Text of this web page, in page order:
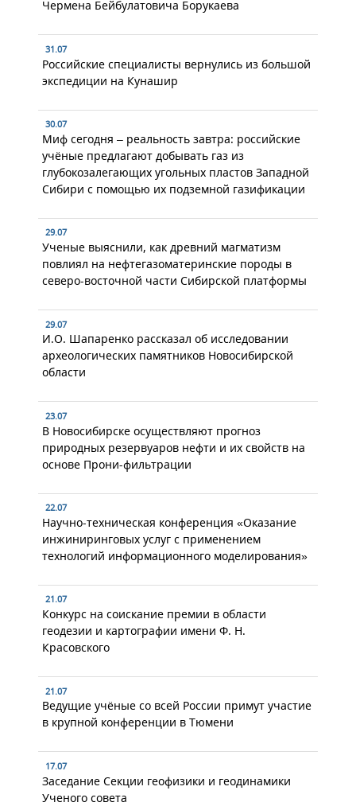
Чермена Бейбулатовича Борукаева
31.07
Российские специалисты вернулись из большой
экспедиции на Кунашир
30.07
Миф сегодня – реальность завтра: российские
учёные предлагают добывать газ из
глубокозалегающих угольных пластов Западной
Сибири с помощью их подземной газификации
29.07
Ученые выяснили, как древний магматизм
повлиял на нефтегазоматеринские породы в
северо-восточной части Сибирской платформы
29.07
И.О. Шапаренко рассказал об исследовании
археологических памятников Новосибирской
области
23.07
В Новосибирске осуществляют прогноз
природных резервуаров нефти и их свойств на
основе Прони-фильтрации
22.07
Научно-техническая конференция «Оказание
инжиниринговых услуг с применением
технологий информационного моделирования»
21.07
Конкурс на соискание премии в области
геодезии и картографии имени Ф. Н.
Красовского
21.07
Ведущие учёные со всей России примут участие
в крупной конференции в Тюмени
17.07
Заседание Секции геофизики и геодинамики
Ученого совета